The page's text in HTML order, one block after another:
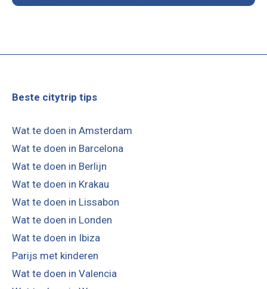
Beste citytrip tips
Wat te doen in Amsterdam
Wat te doen in Barcelona
Wat te doen in Berlijn
Wat te doen in Krakau
Wat te doen in Lissabon
Wat te doen in Londen
Wat te doen in Ibiza
Parijs met kinderen
Wat te doen in Valencia